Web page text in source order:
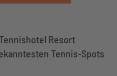
Resort
Tennis-Spots